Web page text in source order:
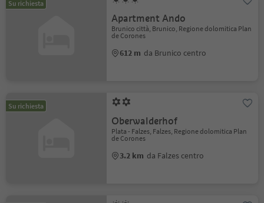
Su richiesta
Apartment Ando
Brunico città, Brunico, Regione dolomitica Plan
de Corones
612 m da Brunico centro
Su richiesta
Oberwalderhof
Plata - Falzes, Falzes, Regione dolomitica Plan
de Corones
3.2 km da Falzes centro